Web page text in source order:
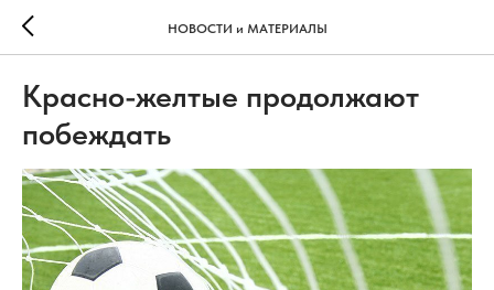
НОВОСТИ и МАТЕРИАЛЫ
Красно-желтые продолжают
побеждать